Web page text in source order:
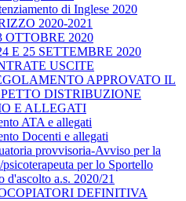
di Inglese 2020
2020-2021
OTTOBRE 2020
E 25 SETTEMBRE 2020
USCITE
APPROVATO IL
DISTRIBUZIONE
E ALLEGATI
ATA e allegati
Docenti e allegati
provvisoria-Avviso per la
per lo Sportello
d'ascolto a.s. 2020/21
DEFINITIVA